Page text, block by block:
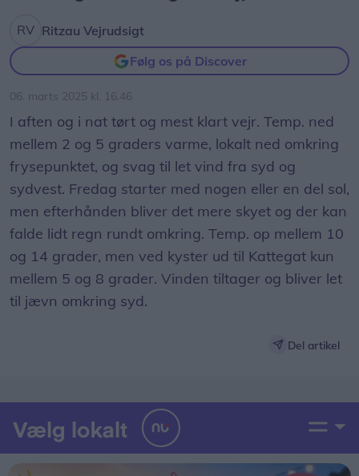
Ritzau Vejrudsigt
Følg os på Discover
06. marts 2025 kl. 16.46
I aften og i nat tørt og mest klart vejr. Temp. ned
mellem 2 og 5 graders varme, lokalt ned omkring
frysepunktet, og svag til let vind fra syd og
sydvest. Fredag starter med nogen eller en del sol,
men efterhånden bliver det mere skyet og der kan
falde lidt regn rundt omkring. Temp. op mellem 10
og 14 grader, men ved kyster ud til Kattegat kun
mellem 5 og 8 grader. Vinden tiltager og bliver let
til jævn omkring syd.
Del artikel